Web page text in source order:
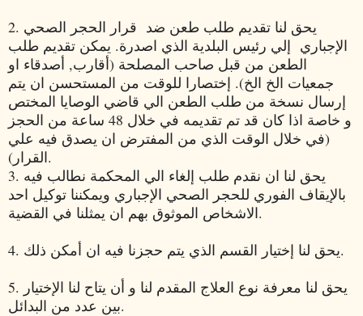
2. يحق لنا تقديم طلب طعن ضد قرار الحجر الصحي
الإجباري إلي رئيس البلدية الذي اصدرة. يمكن تقديم طلب
الطعن من قبل صاحب المصلحة (أقارب, أصدقاء او
جمعيات الخ الخ). إختصارا للوقت من المستحسن ان يتم
إرسال نسخة من طلب الطعن الي قاضي الوصايا المختص
و خاصة اذا كان قد تم تقديمه في خلال 48 ساعة من الحجز
(في خلال الوقت الذي من المفترض ان يصدق فيه علي
القرار).
3. يحق لنا ان نقدم طلب إلغاء الي المحكمة نطالب فيه
بالإيقاف الفوري للحجر الصحي الإجباري ويمكننا توكيل احد
الاشخاص الموثوق بهم ان يمثلنا في القضية.
4. يحق لنا إختيار القسم الذي يتم حجزنا فيه ان أمكن ذلك.
5. يحق لنا معرفة نوع العلاج المقدم لنا و أن يتاح لنا الإختيار
بين عدد من البدائل.